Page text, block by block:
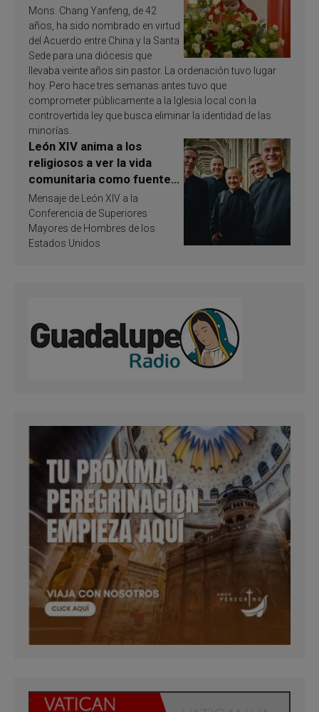
Mons. Chang Yanfeng, de 42
años, ha sido nombrado en virtud
del Acuerdo entre China y la Santa
Sede para una diócesis que
llevaba veinte años sin pastor. La ordenación tuvo lugar
hoy. Pero hace tres semanas antes tuvo que
comprometer públicamente a la Iglesia local con la
controvertida ley que busca eliminar la identidad de las
minorías.
León XIV anima a los
religiosos a ver la vida
comunitaria como fuente
de inspiración y
santificación
Mensaje de León XIV a la
Conferencia de Superiores
Mayores de Hombres de los
Estados Unidos